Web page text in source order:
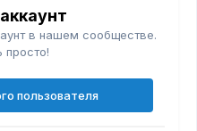
в нашем сообществе.
просто!
пользователя